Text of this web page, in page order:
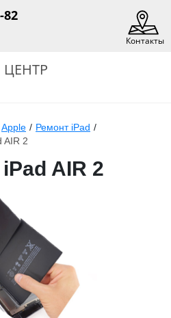
82
Контакты
Apple / Ремонт iPad /
AIR 2
AIR 2